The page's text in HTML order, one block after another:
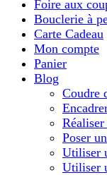
Foire aux
Bouclerie à
Carte Cadeau
Mon compte
Panier
Blog
Coudre
Poser
Utiliser
Utiliser